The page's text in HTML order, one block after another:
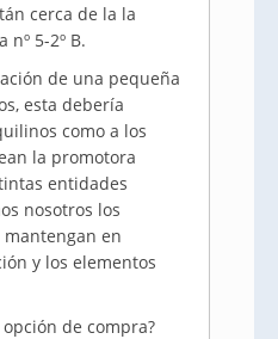
cerca de la la
5-2º B.
de una pequeña
esta debería
como a los
la promotora
entidades
nosotros los
en
y los elementos
de compra?